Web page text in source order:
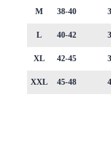
M 38-40
L 40-42
XL 42-45
XXL 45-48